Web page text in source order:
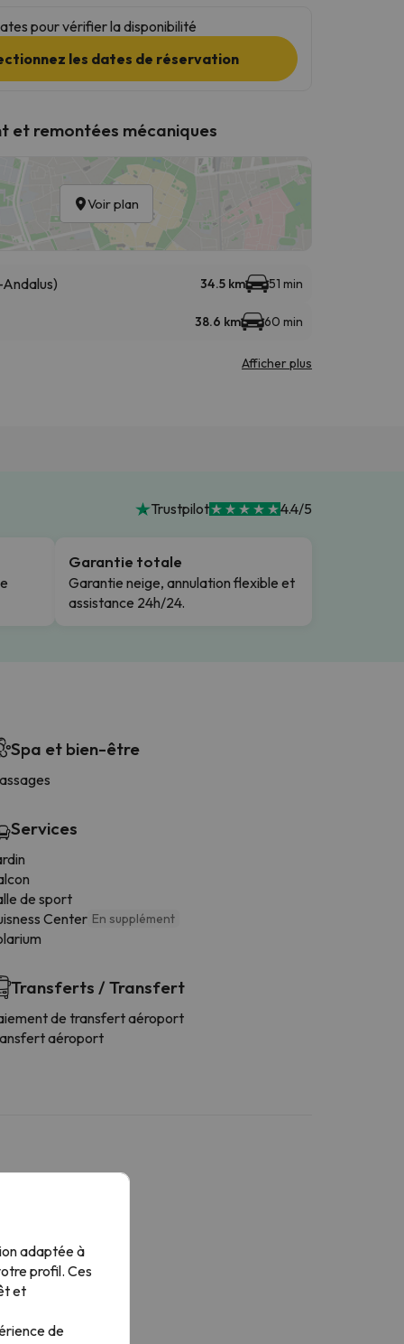
pour vérifier la disponibilité
les dates de réservation
et remontées mécaniques
Voir plan
34.5 km 51 min
38.6 km 60 min
Afficher plus
Trustpilot 4.4/5
Garantie totale
Garantie neige, annulation flexible et
assistance 24h/24.
Spa et bien-être
Services
de sport
Center En supplément
Transferts / Transfert
de transfert aéroport
aéroport
adaptée à
profil. Ces
et
de